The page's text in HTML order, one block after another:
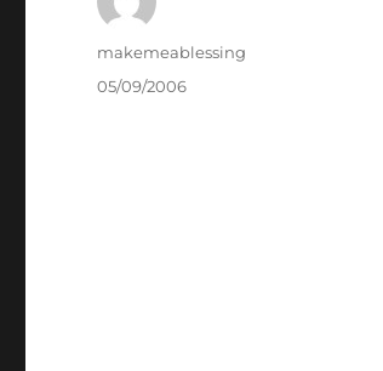
Author
makemeablessing
Posted
05/09/2006